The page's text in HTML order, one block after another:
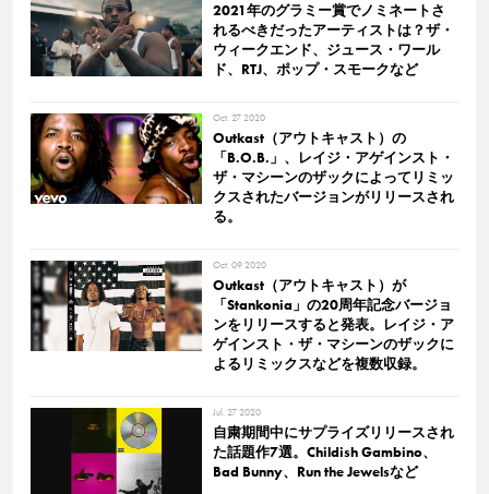
2021年のグラミー賞でノミネートさ
れるべきだったアーティストは？ザ・
ウィークエンド、ジュース・ワール
ド、RTJ、ポップ・スモークなど
Oct. 27 2020
Outkast（アウトキャスト）の
「B.O.B.」、レイジ・アゲインスト・
ザ・マシーンのザックによってリミッ
クスされたバージョンがリリースされ
る。
Oct. 09 2020
Outkast（アウトキャスト）が
「Stankonia」の20周年記念バージョ
ンをリリースすると発表。レイジ・ア
ゲインスト・ザ・マシーンのザックに
よるリミックスなどを複数収録。
Jul. 27 2020
自粛期間中にサプライズリリースされ
た話題作7選。Childish Gambino、
Bad Bunny、Run the Jewelsなど